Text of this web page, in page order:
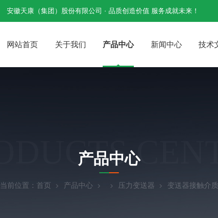
安徽天康（集团）股份有限公司 · 品质创造价值 服务成就未来！
网站首页 关于我们 产品中心 新闻中心 技术
产品中心
当前位置： 首页 产品中心 压力变送器 变送器接触介